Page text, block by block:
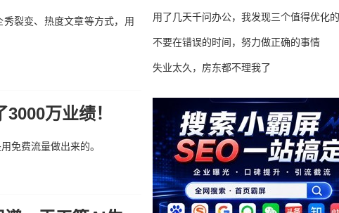
裂变、热度文章等方式，用
万业绩！
免费流量做出来的。
用了几天千问办公，我发现三个值得优化
不要在错误的时间，努力做正确的事情
失业太久，房东都不理我了